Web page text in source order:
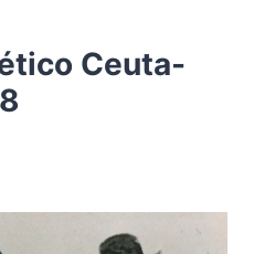
Ceuta-